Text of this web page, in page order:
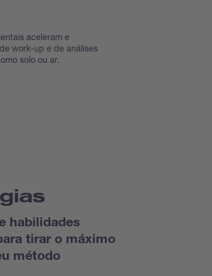
aceleram e
work-up e de análises
solo ou ar.
habilidades
tirar o máximo
método